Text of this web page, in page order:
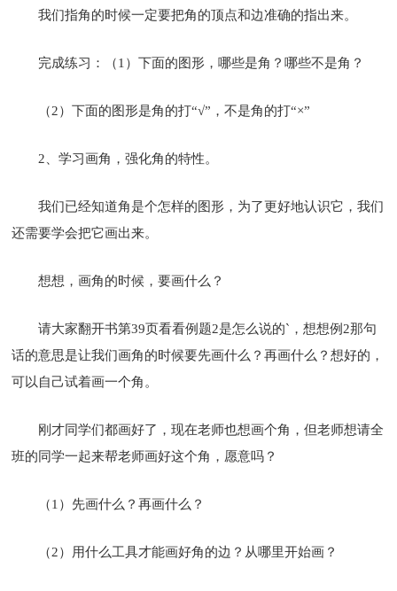
我们指角的时候一定要把角的顶点和边准确的指出来。
完成练习：（1）下面的图形，哪些是角？哪些不是角？
（2）下面的图形是角的打“√”，不是角的打“×”
2、学习画角，强化角的特性。
我们已经知道角是个怎样的图形，为了更好地认识它，我们
还需要学会把它画出来。
想想，画角的时候，要画什么？
请大家翻开书第39页看看例题2是怎么说的`，想想例2那句
话的意思是让我们画角的时候要先画什么？再画什么？想好的，
可以自己试着画一个角。
刚才同学们都画好了，现在老师也想画个角，但老师想请全
班的同学一起来帮老师画好这个角，愿意吗？
（1）先画什么？再画什么？
（2）用什么工具才能画好角的边？从哪里开始画？